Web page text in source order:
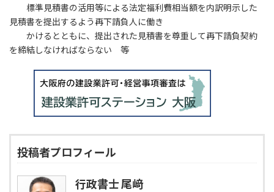
標準見積書の活用等による法定福利費相当額を内訳明示した
見積書を提出するよう再下請負人に働き
かけるとともに、提出された見積書を尊重して再下請負契約
を締結しなければならない 等
投稿者プロフィール
行政書士 尾﨑